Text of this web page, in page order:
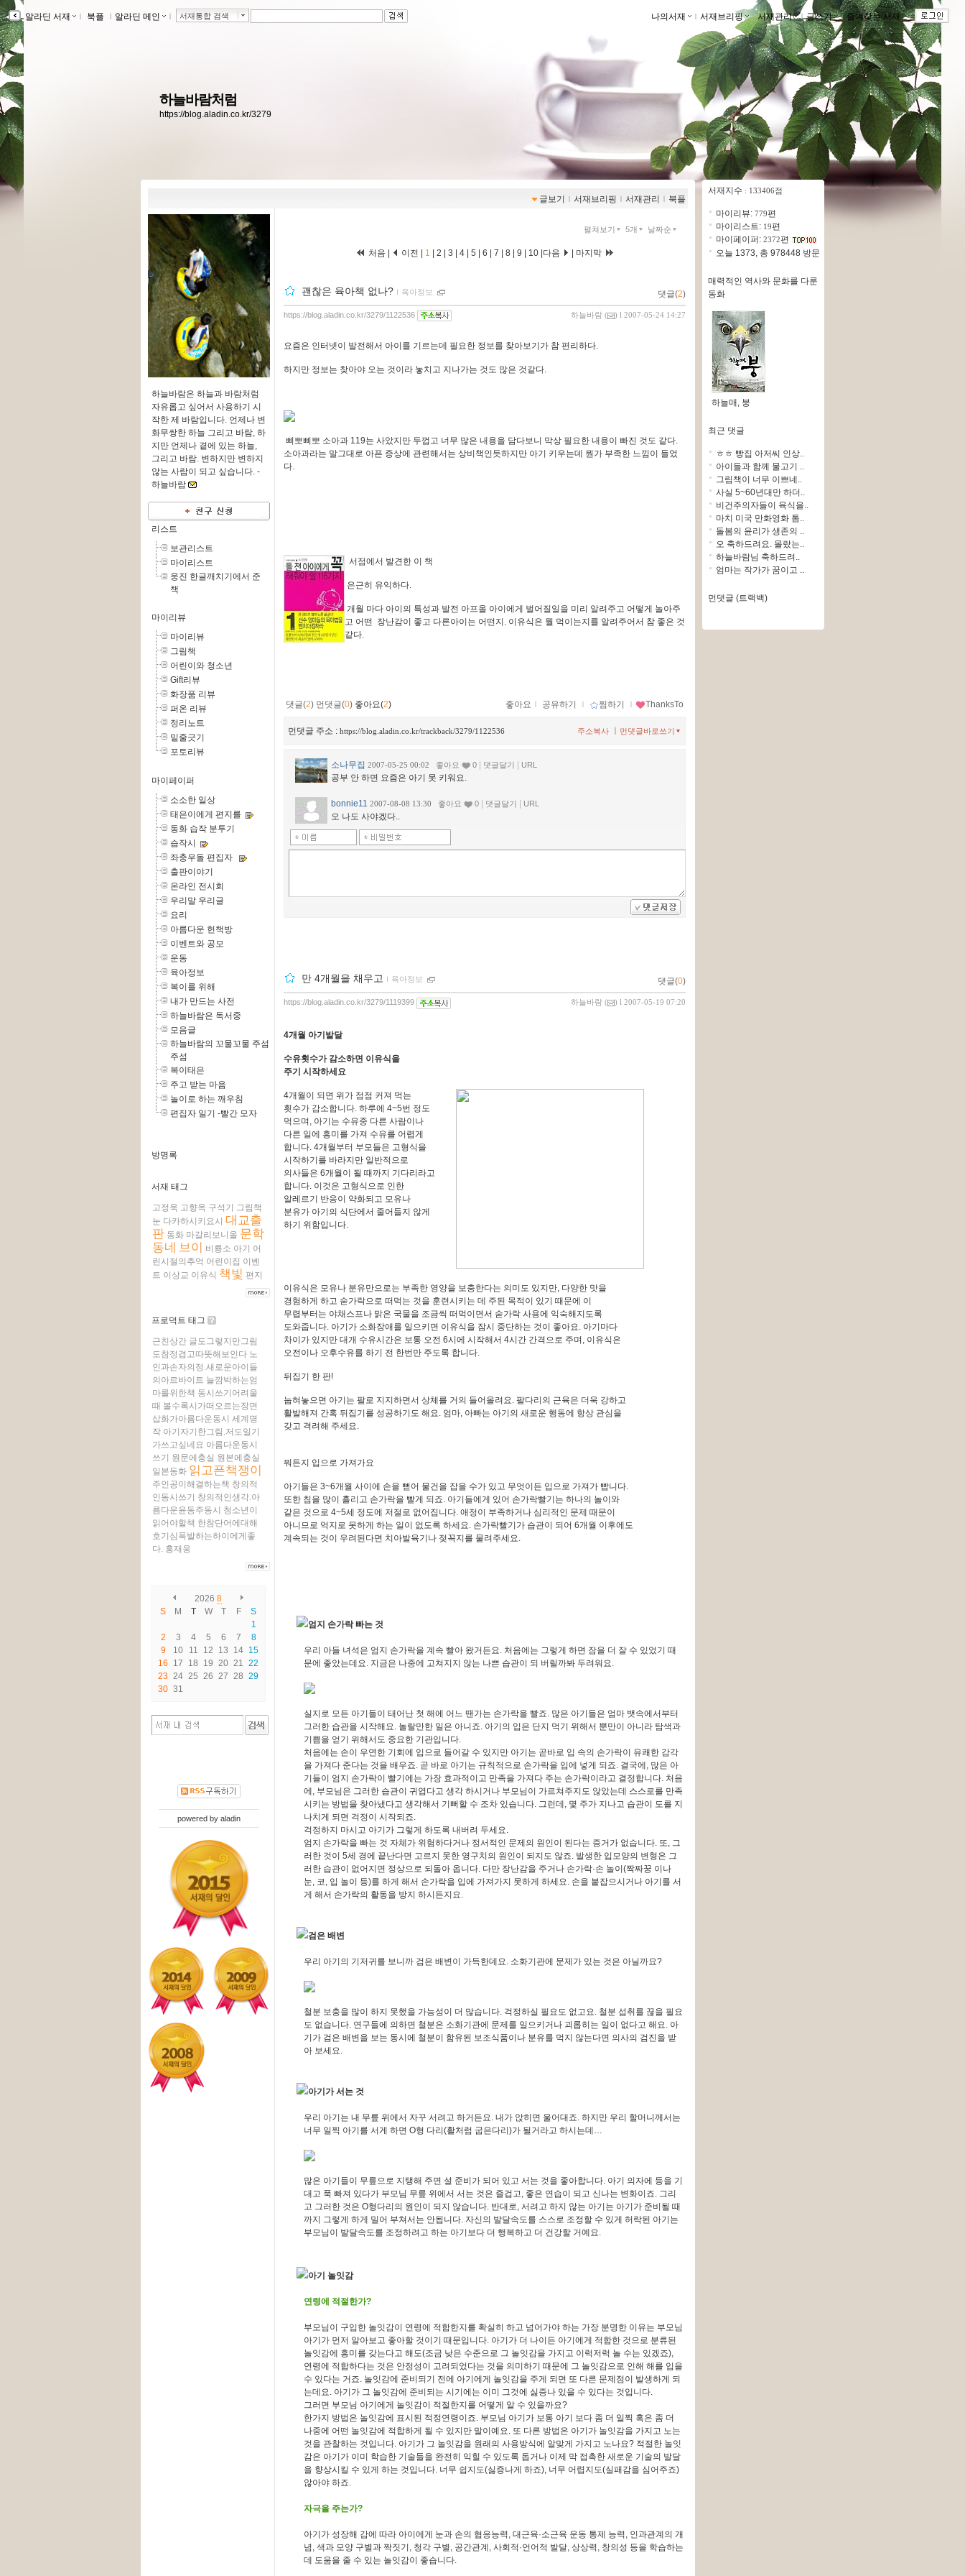
알라딘 서재 ｌ 북플 ｌ 알라딘 메인 ｌ 서재통합 검색 나의서재 ｌ 서재브리핑 ｌ서재관리 ｌ글쓰기 ｌ 즐겨찾는 서재 ｌ
하늘바람처럼
https://blog.aladin.co.kr/3279
글보기 ｌ 서재브리핑 ｌ 서재관리 ｌ 북플
하늘바람은 하늘과 바람처럼
자유롭고 싶어서 사용하기 시
작한 제 바람입니다. 언제나 변
화무쌍한 하늘 그리고 바람, 하
지만 언제나 곁에 있는 하늘,
그리고 바람. 변하지만 변하지
않는 사람이 되고 싶습니다. -
하늘바람
리스트
보관리스트
마이리스트
웅진 한글깨치기에서 준
책
마이리뷰
마이리뷰
그림책
어린이와 청소년
Gift리뷰
화장품 리뷰
퍼온 리뷰
정리노트
밑줄긋기
포토리뷰
마이페이퍼
소소한 일상
태은이에게 편지를
동화 습작 분투기
습작시
좌충우돌 편집자
출판이야기
온라인 전시회
우리말 우리글
요리
아름다운 헌책방
이벤트와 공모
운동
육아정보
복이를 위해
내가 만드는 사전
하늘바람은 독서중
모음글
하늘바람의 꼬물꼬물 주섬
주섬
복이태은
주고 받는 마음
놀이로 하는 깨우침
편집자 일기 -빨간 모자
방명록
서재 태그
고정욱 고향옥 구석기 그림책
눈 다카하시키요시 대교출
판 동화 마갈리보니올 문학
동네 브이 비룡소 아기 어
린시절의추억 어린이집 이벤
트 이상교 이유식 책빛 편지
프로덕트 태그
근친상간 글도그렇지만그림
도참정겹고따뜻해보인다 노
인과손자의정.새로운아이들
의아르바이트 늘깜박하는엄
마를위한책 동시쓰기어려울
때 볼수록시가떠오르는장면
삽화가아름다운동시 세계명
작 아기자기한그림.저도일기
가쓰고싶네요 아름다운동시
쓰기 원문에충실 원본에충실
일본동화 읽고픈책쟁이
주인공이해결하는책 창의적
인동시쓰기 창의적인생각.아
름다운윤동주동시 청소년이
읽어야할책 한참단어에대해
호기심폭발하는하이에게좋
다. 홍재웅
2026 8
S
M T W T F
S
1
2
3 4 5 6 7
8
9
10 11 12 13 14 15
16
17 18 19 20 21
22
23 24 25 26 27 28 29
30 31
powered by aladin
펼쳐보기 5개 날짜순
처음 | 이전 | 1 2 3 4 5 6 7 8 9 10 다음 마지막
괜찮은 육아책 없나? ｌ 육아정보 댓글(2)
하늘바람 ( ) l 2007-05-24 14:27
https://blog.aladin.co.kr/3279/1122536
요즘은 인터넷이 발전해서 아이를 기르는데 필요한 정보를 찾아보기가 참 편리하다.
하지만 정보는 찾아야 오는 것이라 놓치고 지나가는 것도 많은 것같다.
삐뽀삐뽀 소아과 119는 사았지만 두껍고 너무 많은 내용을 담다보니 막상 필요한 내용이 빠진 것도 같다.
소아과라는 말그대로 아픈 증상에 관련해서는 상비책인듯하지만 아기 키우는데 뭔가 부족한 느낌이 들었
다.
서점에서 발견한 이 책
은근히 유익하다.
개월 마다 아이의 특성과 발전 아프올 아이에게 벌어질일을 미리 알려주고 어떻게 놀아주
고 어떤 장난감이 좋고 다른아이는 어떤지. 이유식은 뭘 먹이는지를 알려주어서 참 좋은 것
같다.
댓글(2) 먼댓글(0) 좋아요(2) 좋아요 ｌ 공유하기 ｌ 찜하기 ｌ ThanksTo
먼댓글 주소 : https://blog.aladin.co.kr/trackback/3279/1122536 먼댓글바로쓰기
주소복사
소나무집 2007-05-25 00:02 좋아요 0 댓글달기 URL
공부 안 하면 요즘은 아기 못 키워요.
bonnie11 2007-08-08 13:30 좋아요 0 댓글달기 URL
오 나도 사야겠다..
만 4개월을 채우고 ｌ 육아정보 댓글(0)
하늘바람 ( ) l 2007-05-19 07:20
https://blog.aladin.co.kr/3279/1119399
4개월 아기발달
수유횟수가 감소하면 이유식을
주기 시작하세요
4개월이 되면 위가 점점 커져 먹는
횟수가 감소합니다. 하루에 4~5번 정도
먹으며, 아기는 수유중 다른 사람이나
다른 일에 흥미를 가져 수유를 어렵게
합니다. 4개월부터 부모들은 고형식을
시작하기를 바라지만 일반적으로
의사들은 6개월이 될 때까지 기다리라고
합니다. 이것은 고형식으로 인한
알레르기 반응이 약화되고 모유나
분유가 아기의 식단에서 줄어들지 않게
하기 위함입니다.
이유식은 모유나 분유만으로는 부족한 영양을 보충한다는 의미도 있지만, 다양한 맛을
경험하게 하고 숟가락으로 떠먹는 것을 훈련시키는 데 주된 목적이 있기 때문에 이
무렵부터는 야채스프나 맑은 국물을 조금씩 떠먹이면서 숟가락 사용에 익숙해지도록
도와줍니다. 아기가 소화장애를 일으키면 이유식을 잠시 중단하는 것이 좋아요. 아기마다
차이가 있지만 대개 수유시간은 보통 오전 6시에 시작해서 4시간 간격으로 주며, 이유식은
오전이나 오후수유를 하기 전 한번만 주도록 합니다.
뒤집기 한 판!
눕혀놓으면 아기는 팔로 지지하면서 상체를 거의 들어올려요. 팔다리의 근육은 더욱 강하고
활발해져 간혹 뒤집기를 성공하기도 해요. 엄마, 아빠는 아기의 새로운 행동에 항상 관심을
갖고 격려해 주세요.
뭐든지 입으로 가져가요
아기들은 3~6개월 사이에 손을 뻗어 물건을 잡을 수가 있고 무엇이든 입으로 가져가 빱니다.
또한 침을 많이 흘리고 손가락을 빨게 되죠. 아기들에게 있어 손가락빨기는 하나의 놀이와
같은 것으로 4~5세 정도에 저절로 없어집니다. 애정이 부족하거나 심리적인 문제 때문이
아니므로 억지로 못하게 하는 일이 없도록 하세요. 손가락빨기가 습관이 되어 6개월 이후에도
계속되는 것이 우려된다면 치아발육기나 젖꼭지를 물려주세요.
엄지 손가락 빠는 것
우리 아들 녀석은 엄지 손가락을 계속 빨아 왔거든요. 처음에는 그렇게 하면 잠을 더 잘 수 있었기 때
문에 좋았는데요. 지금은 나중에 고쳐지지 않는 나쁜 습관이 되 버릴까봐 두려워요.
실지로 모든 아기들이 태어난 첫 해에 어느 땐가는 손가락을 빨죠. 많은 아기들은 엄마 뱃속에서부터
그러한 습관을 시작해요. 놀랄만한 일은 아니죠. 아기의 입은 단지 먹기 위해서 뿐만이 아니라 탐색과
기쁨을 얻기 위해서도 중요한 기관입니다.
처음에는 손이 우연한 기회에 입으로 들어갈 수 있지만 아기는 곧바로 입 속의 손가락이 유쾌한 감각
을 가져다 준다는 것을 배우죠. 곧 바로 아기는 규칙적으로 손가락을 입에 넣게 되죠. 결국에, 많은 아
기들이 엄지 손가락이 빨기에는 가장 효과적이고 만족을 가져다 주는 손가락이라고 결정합니다. 처음
에, 부모님은 그러한 습관이 귀엽다고 생각 하시거나 부모님이 가르쳐주지도 않았는데 스스로를 만족
시키는 방법을 찾아냈다고 생각해서 기뻐할 수 조차 있습니다. 그런데, 몇 주가 지나고 습관이 도를 지
나치게 되면 걱정이 시작되죠.
걱정하지 마시고 아기가 그렇게 하도록 내버려 두세요.
엄지 손가락을 빠는 것 자체가 위험하다거나 정서적인 문제의 원인이 된다는 증거가 없습니다. 또, 그
러한 것이 5세 경에 끝난다면 고르지 못한 영구치의 원인이 되지도 않죠. 발생한 입모양의 변형은 그
러한 습관이 없어지면 정상으로 되돌아 옵니다. 다만 장난감을 주거나 손가락·손 놀이(짝짜꿍 이나
눈, 코, 입 놀이 등)를 하게 해서 손가락을 입에 가져가지 못하게 하세요. 손을 붙잡으시거나 아기를 서
게 해서 손가락의 활동을 방지 하시든지요.
검은 배변
우리 아기의 기저귀를 보니까 검은 배변이 가득한데요. 소화기관에 문제가 있는 것은 아닐까요?
철분 보충을 많이 하지 못했을 가능성이 더 많습니다. 걱정하실 필요도 없고요. 철분 섭취를 끊을 필요
도 없습니다. 연구들에 의하면 철분은 소화기관에 문제를 일으키거나 괴롭히는 일이 없다고 해요. 아
기가 검은 배변을 보는 동시에 철분이 함유된 보조식품이나 분유를 먹지 않는다면 의사의 검진을 받
아 보세요.
아기가 서는 것
우리 아기는 내 무릎 위에서 자꾸 서려고 하거든요. 내가 앉히면 울어대죠. 하지만 우리 할머니께서는
너무 일찍 아기를 서게 하면 O형 다리(활처럼 굽은다리)가 될거라고 하시는데…
많은 아기들이 무릎으로 지탱해 주면 설 준비가 되어 있고 서는 것을 좋아합니다. 아기 의자에 등을 기
대고 푹 빠져 있다가 부모님 무릎 위에서 서는 것은 즐겁고, 좋은 연습이 되고 신나는 변화이죠. 그리
고 그러한 것은 O형다리의 원인이 되지 않습니다. 반대로, 서려고 하지 않는 아기는 아기가 준비될 때
까지 그렇게 하게 밀어 부쳐서는 안됩니다. 자신의 발달속도를 스스로 조정할 수 있게 허락된 아기는
부모님이 발달속도를 조정하려고 하는 아기보다 더 행복하고 더 건강할 거예요.
아기 놀잇감
연령에 적절한가?
부모님이 구입한 놀잇감이 연령에 적합한지를 확실히 하고 넘어가야 하는 가장 분명한 이유는 부모님
아기가 먼저 알아보고 좋아할 것이기 때문입니다. 아기가 더 나이든 아기에게 적합한 것으로 분류된
놀잇감에 흥미를 갖는다고 해도(조금 낮은 수준으로 그 놀잇감을 가지고 이럭저럭 놀 수는 있겠죠),
연령에 적합하다는 것은 안정성이 고려되었다는 것을 의미하기 때문에 그 놀잇감으로 인해 해를 입을
수 있다는 거죠. 놀잇감에 준비되기 전에 아기에게 놀잇감을 주게 되면 또 다른 문제점이 발생하게 되
는데요. 아기가 그 놀잇감에 준비되는 시기에는 이미 그것에 싫증나 있을 수 있다는 것입니다.
그러면 부모님 아기에게 놀잇감이 적절한지를 어떻게 알 수 있을까요?
한가지 방법은 놀잇감에 표시된 적정연령이죠. 부모님 아기가 보통 아기 보다 좀 더 일찍 혹은 좀 더
나중에 어떤 놀잇감에 적합하게 될 수 있지만 말이예요. 또 다른 방법은 아기가 놀잇감을 가지고 노는
것을 관찰하는 것입니다. 아기가 그 놀잇감을 원래의 사용방식에 알맞게 가지고 노나요? 적절한 놀잇
감은 아기가 이미 학습한 기술들을 완전히 익힐 수 있도록 돕거나 이제 막 접촉한 새로운 기술의 발달
을 향상시킬 수 있게 하는 것입니다. 너무 쉽지도(싫증나게 하죠), 너무 어렵지도(실패감을 심어주죠)
않아야 하죠.
자극을 주는가?
아기가 성장해 감에 따라 아이에게 눈과 손의 협응능력, 대근육·소근육 운동 통제 능력, 인과관계의 개
념, 색과 모양 구별과 짝짓기, 청각 구별, 공간관계, 사회적·언어적 발달, 상상력, 창의성 등을 학습하는
데 도움을 줄 수 있는 놀잇감이 좋습니다.
서재지수 : 133406점
마이리뷰: 779편
마이리스트: 19편
마이페이퍼: 2372편
오늘 1373, 총 978448 방문
매력적인 역사와 문화를 다룬
동화
하늘매, 붕
최근 댓글
ㅎㅎ 빵집 아저씨 인상..
아이들과 함께 물고기 ..
그림책이 너무 이쁘네..
사실 5~60년대만 하더..
비건주의자들이 육식을..
마치 미국 만화영화 톰..
돌봄의 윤리가 생존의 ..
오 축하드려요. 몰랐는..
하늘바람님 축하드려..
엄마는 작가가 꿈이고 ..
먼댓글 (트랙백)